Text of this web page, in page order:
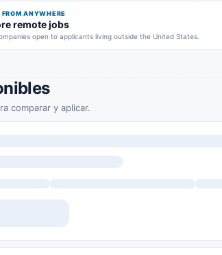
FROM ANYWHERE
remote jobs
open to applicants living outside the United States.
comparar y aplicar.